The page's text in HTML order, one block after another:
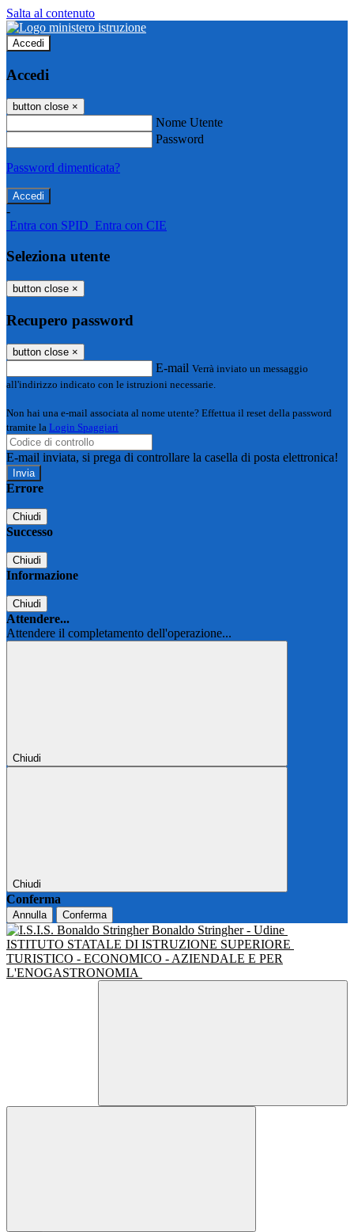
Salta al contenuto
Accedi
Accedi
button close ×
Nome Utente
Password
Password dimenticata?
-
Entra con SPID Entra con CIE
Seleziona utente
button close ×
Recupero password
button close ×
E-mail Verrà inviato un messaggio
all'indirizzo indicato con le istruzioni necessarie.
Non hai una e-mail associata al nome utente? Effettua il reset della password
tramite la Login Spaggiari
E-mail inviata, si prega di controllare la casella di posta elettronica!
Errore
Chiudi
Successo
Chiudi
Informazione
Chiudi
Attendere...
Attendere il completamento dell'operazione...
Chiudi
Chiudi
Conferma
Annulla Conferma
Bonaldo Stringher - Udine
ISTITUTO STATALE DI ISTRUZIONE SUPERIORE
TURISTICO - ECONOMICO - AZIENDALE E PER
L'ENOGASTRONOMIA